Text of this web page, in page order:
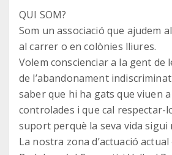
QUI SOM?
Som un associació que ajudem
al carrer o en colònies lliures.
Volem conscienciar a la gent de
de l’abandonament
saber que hi ha gats que viuen
controlades i que cal respectar-
suport perquè la seva vida sigui
La nostra zona d’actuació